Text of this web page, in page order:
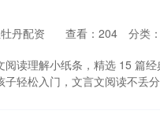
丹配资 查看： 204 分类：
读理解小纸条，精选 15 篇
轻松入门，文言文阅读不丢